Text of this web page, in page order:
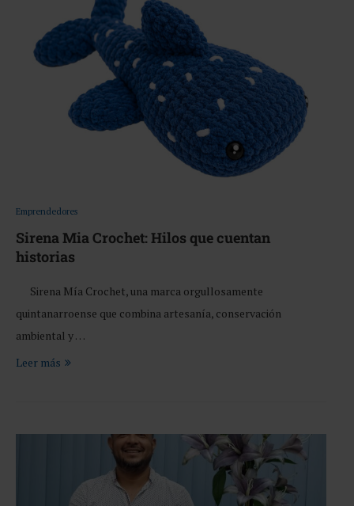
Emprendedores
Sirena Mia Crochet: Hilos que cuentan
historias
Sirena Mía Crochet, una marca orgullosamente
quintanarroense que combina artesanía, conservación
ambiental y …
Leer más